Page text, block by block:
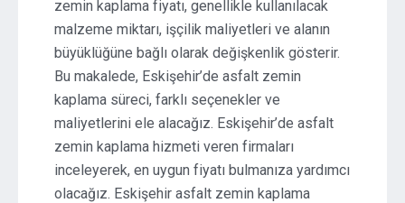
zemin kaplama fiyatı, genellikle kullanılacak
malzeme miktarı, işçilik maliyetleri ve alanın
büyüklüğüne bağlı olarak değişkenlik gösterir.
Bu makalede, Eskişehir’de asfalt zemin
kaplama süreci, farklı seçenekler ve
maliyetlerini ele alacağız. Eskişehir’de asfalt
zemin kaplama hizmeti veren firmaları
inceleyerek, en uygun fiyatı bulmanıza yardımcı
olacağız. Eskişehir asfalt zemin kaplama